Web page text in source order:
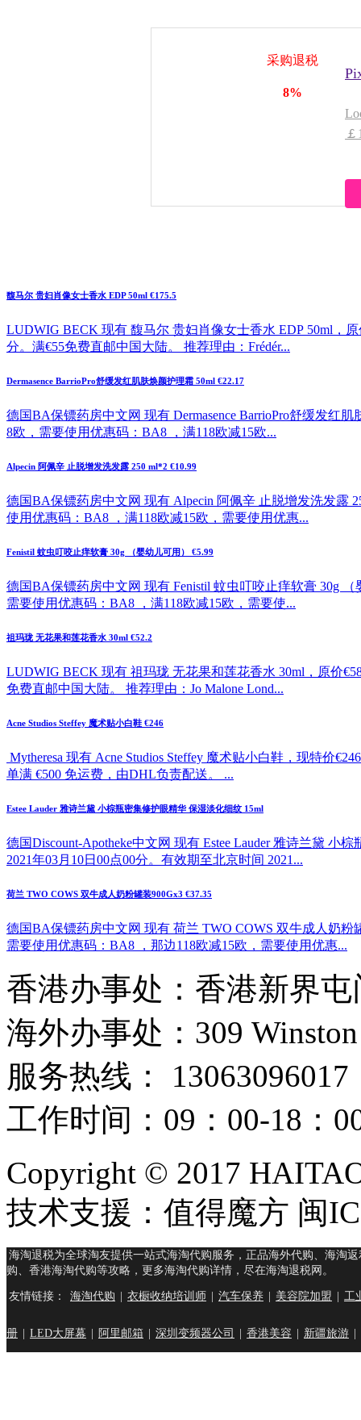
采购退税
8%
馥马尔 贵妇肖像女士香水 EDP 50ml €175.5
LUDWIG BECK 现有 馥马尔 贵妇肖像女士香水 EDP 50ml，
分。满€55免费直邮中国大陆。 推荐理由：Frédér...
Dermasence BarrioPro舒缓发红肌肤焕颜护理霜 50ml €22.17
德国BA保镖药房中文网 现有 Dermasence BarrioPro舒缓发红
8欧，需要使用优惠码：BA8 ，满118欧减15欧...
Alpecin 阿佩辛 止脱增发洗发露 250 ml*2 €10.99
德国BA保镖药房中文网 现有 Alpecin 阿佩辛 止脱增发洗发露
使用优惠码：BA8 ，满118欧减15欧，需要使用优惠...
Fenistil 蚊虫叮咬止痒软膏 30g （婴幼儿可用） €5.99
德国BA保镖药房中文网 现有 Fenistil 蚊虫叮咬止痒软膏 30g
需要使用优惠码：BA8 ，满118欧减15欧，需要使...
祖玛珑 无花果和莲花香水 30ml €52.2
LUDWIG BECK 现有 祖玛珑 无花果和莲花香水 30ml，原价
免费直邮中国大陆。 推荐理由：Jo Malone Lond...
Acne Studios Steffey 魔术贴小白鞋 €246
Mytheresa 现有 Acne Studios Steffey 魔术贴小白鞋，现特价
单满 €500 免运费，由DHL负责配送。 ...
Estee Lauder 雅诗兰黛 小棕瓶密集修护眼精华 保湿淡化细纹 15ml
德国Discount-Apotheke中文网 现有 Estee Lauder 雅诗兰黛 小
2021年03月10日00点00分。有效期至北京时间 2021...
荷兰 TWO COWS 双牛成人奶粉罐装900Gx3 €37.35
德国BA保镖药房中文网 现有 荷兰 TWO COWS 双牛成人奶
需要使用优惠码：BA8 ，那边118欧减15欧，需要使用优惠...
香港办事处：香港新界
海外办事处：309
服务热线： 13063096017
工作时间：09：00-18：
Copyright © 2017
技术支援：值得魔方 闽
海淘退税为全球淘友提供一站式海淘代购服务，正品海外代购、海淘
购、香港海淘代购等攻略，更多海淘代购详情，尽在海淘退税网。
友情链接： 海淘代购 衣橱收纳培训师 汽车保养 美容院加盟 工
册 LED大屏幕 阿里邮箱 深圳变频器公司 香港美容 新疆旅游